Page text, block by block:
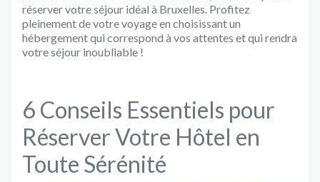
réserver votre séjour idéal à Bruxelles. Profitez
pleinement de votre voyage en choisissant un
hébergement qui correspond à vos attentes et qui rendra
votre séjour inoubliable !
6 Conseils Essentiels pour
Réserver Votre Hôtel en
Toute Sérénité